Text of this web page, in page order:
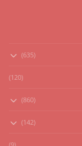
(635)
(120)
(860)
(142)